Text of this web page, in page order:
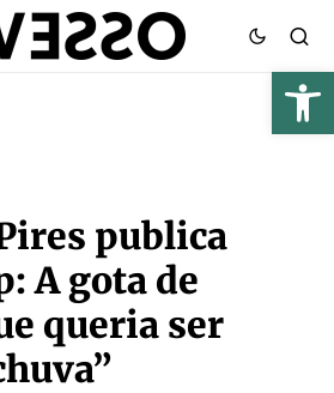
publica
A gota de
queria ser